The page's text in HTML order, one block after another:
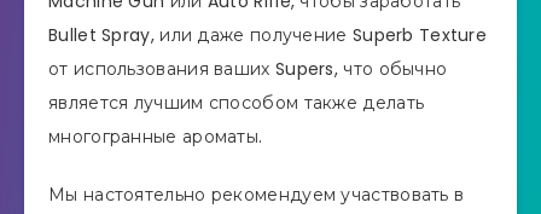
Bullet Spray, или даже получение Superb Texture
от использования ваших Supers, что обычно
является лучшим способом также делать
многогранные ароматы.
Мы настоятельно рекомендуем участвовать в